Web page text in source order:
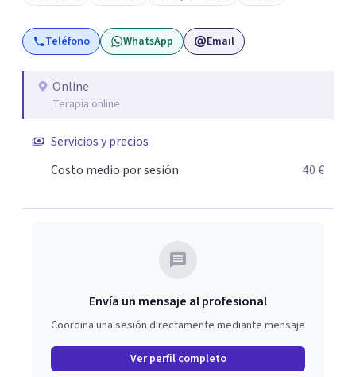
“enfermos” (). Mi trabajo con los clientes facilita el
esclarecimiento del origen de los trastornos psíquicos, el
vivencia de cambios progresivos. Desde la aceptación, el
compromiso mutuo, y el aumento paulatino del campo
es Poder.
Teléfono WhatsApp Email
Online
Terapia online
Servicios y precios
Costo medio por sesión
40 €
Envía un mensaje al profesional
Coordina una sesión directamente mediante mensaje
Ver perfil completo